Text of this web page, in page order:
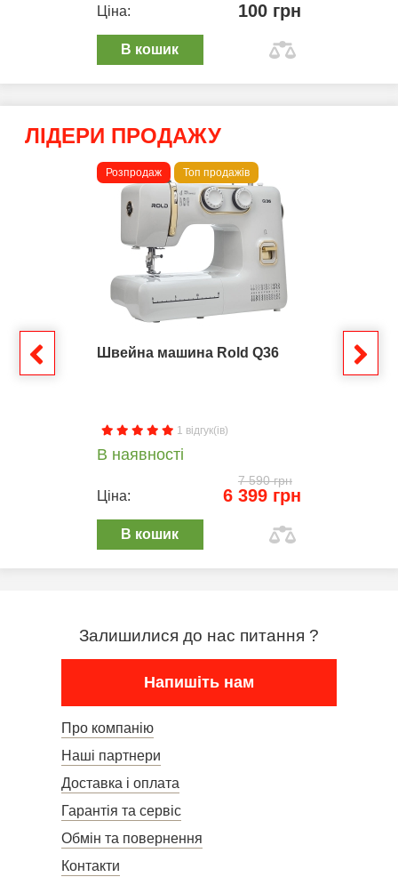
Ціна: 100 грн
В кошик
ЛІДЕРИ ПРОДАЖУ
Розпродаж Топ продажів
Швейна машина Rold Q36
1 відгук(ів)
В наявності
7 590 грн
Ціна: 6 399 грн
В кошик
Залишилися до нас питання ?
Напишіть нам
Про компанію
Наші партнери
Доставка і оплата
Гарантія та сервіс
Обмін та повернення
Контакти